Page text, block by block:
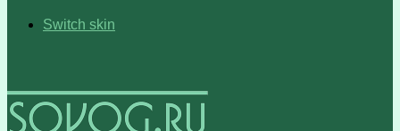
Switch skin